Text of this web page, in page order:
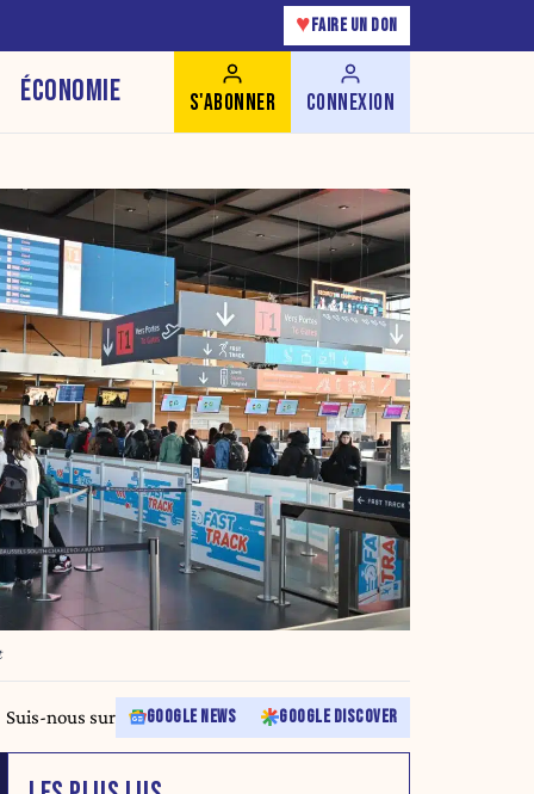
♥ FAIRE UN DON
ÉCONOMIE S'ABONNER CONNEXION
Suis-nous sur GOOGLE NEWS GOOGLE DISCOVER